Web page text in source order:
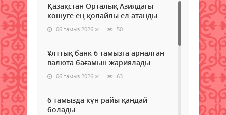
Қазақстан Орталық Азиядағы
көшуге ең қолайлы ел атанды
06 тамыз 2026 ж. 50
Ұлттық банк 6 тамызға арналған
валюта бағамын жариялады
06 тамыз 2026 ж. 63
6 тамызда күн райы қандай
болады